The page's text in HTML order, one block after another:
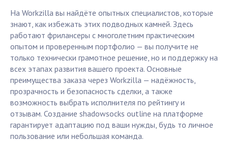
На Workzilla вы найдёте опытных специалистов, которые
знают, как избежать этих подводных камней. Здесь
работают фрилансеры с многолетним практическим
опытом и проверенным портфолио — вы получите не
только технически грамотное решение, но и поддержку на
всех этапах развития вашего проекта. Основные
преимущества заказа через Workzilla — надёжность,
прозрачность и безопасность сделки, а также
возможность выбрать исполнителя по рейтингу и
отзывам. Создание shadowsocks outline на платформе
гарантирует адаптацию под ваши нужды, будь то личное
пользование или небольшая команда.